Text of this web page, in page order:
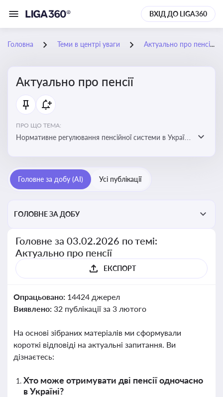
ВХІД ДО LIGA360
Головна Теми в центрі уваги Актуально про пенсії
Актуально про пенсії
ПРО ЩО ТЕМА:
Нормативне регулювання пенсійної системи в Україні
Головне за добу (AI) Усі публікації
ГОЛОВНЕ ЗА ДОБУ
Головне за 03.02.2026 по темі:
Актуально про пенсії
ЕКСПОРТ
Опрацьовано: 14424 джерел
Виявлено: 32 публікації за 3 лютого
На основі зібраних матеріалів ми сформували
короткі відповіді на актуальні запитання. Ви
дізнаєтесь:
Хто може отримувати дві пенсії одночасно
в Україні?